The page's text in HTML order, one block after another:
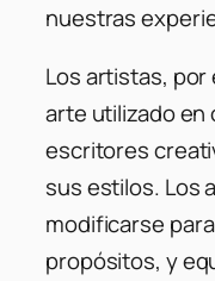
nuestras
Los artistas,
arte utilizado en
escritores
sus estilos. Los
modificarse
propósitos, y